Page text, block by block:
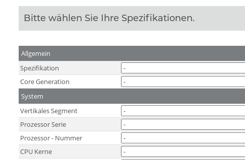
Bitte wählen Sie Ihre Spezifikationen.
Allgemein
Spezifikation
Core Generation
System
Vertikales Segment
Prozessor Serie
Prozessor - Nummer
CPU Kerne